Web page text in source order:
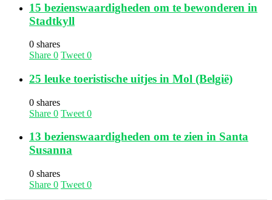
15 bezienswaardigheden om te bewonderen in
Stadtkyll
0 shares
Share 0 Tweet 0
25 leuke toeristische uitjes in Mol (België)
0 shares
Share 0 Tweet 0
13 bezienswaardigheden om te zien in Santa
Susanna
0 shares
Share 0 Tweet 0